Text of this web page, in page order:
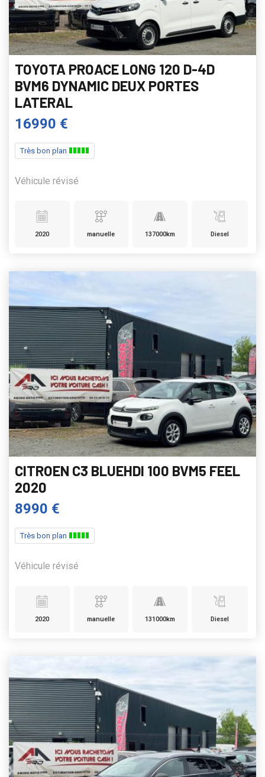
TOYOTA PROACE LONG 120 D-4D
BVM6 DYNAMIC DEUX PORTES
LATERAL
16990 €
Très bon plan
Véhicule révisé
2020 manuelle 137000km Diesel
CITROEN C3 BLUEHDI 100 BVM5 FEEL
2020
8990 €
Très bon plan
Véhicule révisé
2020 manuelle 131000km Diesel